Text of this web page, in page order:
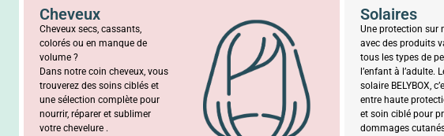
Cheveux
Cheveux secs, cassants,
colorés ou en manque de
volume ?
Dans notre coin cheveux, vous
trouverez des soins ciblés et
une sélection complète pour
nourrir, réparer et sublimer
votre chevelure .
Solaires
Une protection sur
avec des produits
tous les types de
l’enfant à l’adulte.
solaire BELYBOX,
entre haute
et soin ciblé pour
dommages